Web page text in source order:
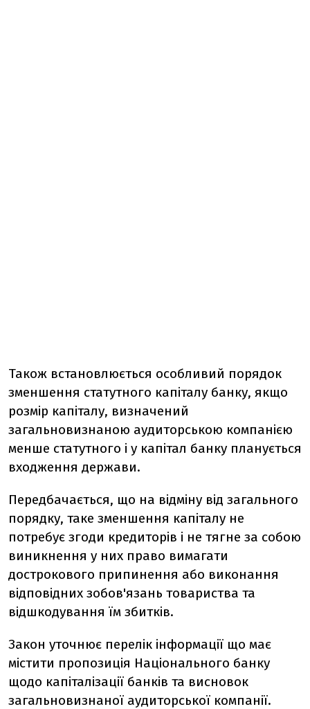
Також встановлюється особливий порядок
зменшення статутного капіталу банку, якщо
розмір капіталу, визначений
загальновизнаною аудиторською компанією
менше статутного і у капітал банку планується
входження держави.
Передбачається, що на відміну від загального
порядку, таке зменшення капіталу не
потребує згоди кредиторів і не тягне за собою
виникнення у них право вимагати
дострокового припинення або виконання
відповідних зобов'язань товариства та
відшкодування їм збитків.
Закон уточнює перелік інформації що має
містити пропозиція Національного банку
щодо капіталізації банків та висновок
загальновизнаної аудиторської компанії.